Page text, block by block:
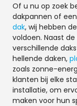
Of u nu op zoek
dakpannen of
dak, wij hebben
voldoen. Naast
verschillende
hellende daken,
zoals zonne-
klanten bij elke
installatie, om
maken voor hun